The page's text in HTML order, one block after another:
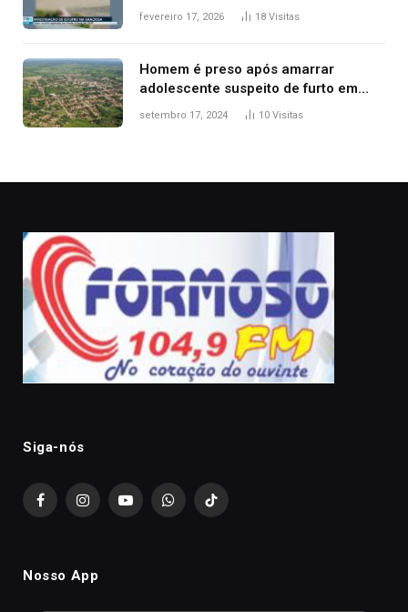
Guarda Metropolitana de Palmas, diz
fevereiro 17, 2026 18 Visitas
Homem é preso após amarrar
adolescente suspeito de furto em
estaca de cerca e agredi-lo
setembro 17, 2024 10 Visitas
Siga-nós
FacebookInstagramYouTubeWhatsAppTikTok
Nosso App